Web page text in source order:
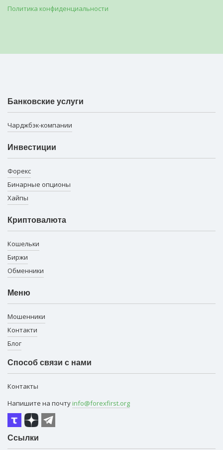
Политика конфиденциальности
Банковские услуги
Чарджбэк-компании
Инвестиции
Форекс
Бинарные опционы
Хайпы
Криптовалюта
Кошельки
Биржи
Обменники
Меню
Мошенники
Контакти
Блог
Способ связи с нами
Контакты
Напишите на почту info@forexfirst.org
Ссылки